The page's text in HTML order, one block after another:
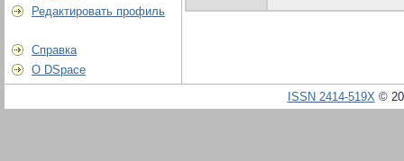
Редактировать профиль
Справка
О DSpace
ISSN 2414-519X©